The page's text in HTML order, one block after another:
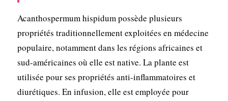
Acanthospermum hispidum possède plusieurs
propriétés traditionnellement exploitées en médecine
populaire, notamment dans les régions africaines et
sud-américaines où elle est native. La plante est
utilisée pour ses propriétés anti-inflammatoires et
diurétiques. En infusion, elle est employée pour